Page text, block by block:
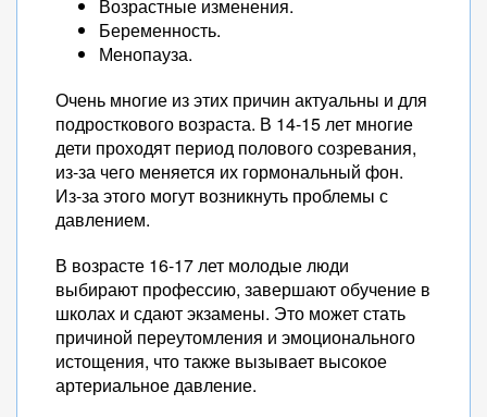
Возрастные изменения.
Беременность.
Менопауза.
Очень многие из этих причин актуальны и для
подросткового возраста. В 14-15 лет многие
дети проходят период полового созревания,
из-за чего меняется их гормональный фон.
Из-за этого могут возникнуть проблемы с
давлением.
В возрасте 16-17 лет молодые люди
выбирают профессию, завершают обучение в
школах и сдают экзамены. Это может стать
причиной переутомления и эмоционального
истощения, что также вызывает высокое
артериальное давление.